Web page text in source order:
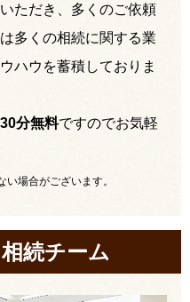
ただき、多くのご依頼
多くの相続に関する業
ハウを蓄積しておりま
分無料ですのでお気軽
場合がございます。
続チーム